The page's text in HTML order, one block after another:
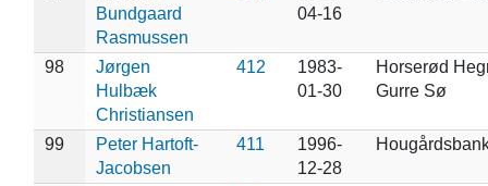
Bundgaard
Rasmussen
04-16
98
Jørgen
Hulbæk
Christiansen
412
1983-
01-30
Horserød
Gurre Sø
99
Peter Hartoft-
Jacobsen
411
1996-
12-28